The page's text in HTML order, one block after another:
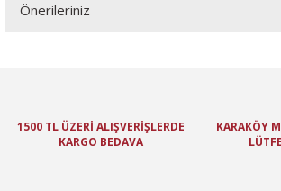
Önerileriniz
Ürün resmi kalitesiz, bozuk veya
1500 TL ÜZERİ ALIŞVERİŞLERDE
KARGO BEDAVA
KARAKÖY